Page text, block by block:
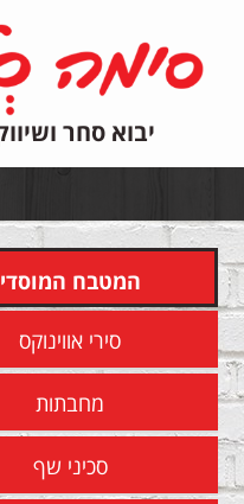
יבוא סחר
המטבח המוסדי
סירי אווינוקס
מחבתות
סכיני שף